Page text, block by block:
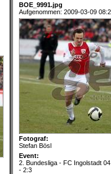
BOE_9991.jpg
Aufgenommen: 2009-03-09
Fotograf:
Stefan Bösl
Event:
2. Bundesliga - FC Ingolstadt
- 2:3